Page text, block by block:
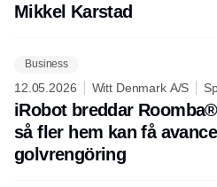
Mikkel Karstad
Business
12.05.2026 Witt Denmark A/S
iRobot breddar
så fler hem kan få
golvrengöring